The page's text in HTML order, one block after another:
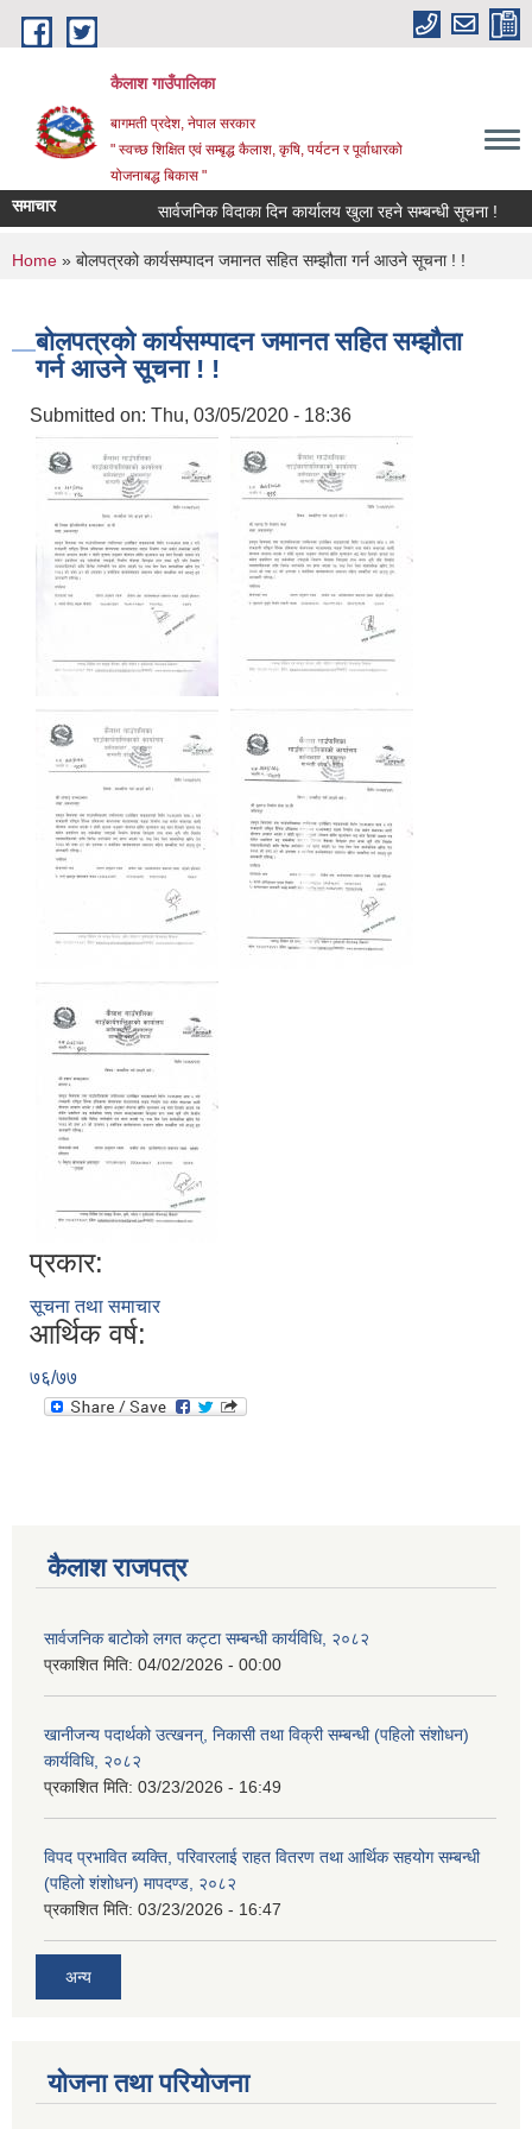
Skip to main content
कैलाश गाउँपालिका
बागमती प्रदेश, नेपाल सरकार
" स्वच्छ शिक्षित एवं सम्बृद्ध कैलाश, कृषि, पर्यटन र पूर्वाधारको
योजनाबद्ध बिकास "
समाचार सार्वजनिक विदाका दिन कार्यालय खुला रहने सम्बन्धी सूचना !
You are here
Home » बोलपत्रको कार्यसम्पादन जमानत सहित सम्झौता गर्न आउने सूचना ! !
बोलपत्रको कार्यसम्पादन जमानत सहित सम्झौता
गर्न आउने सूचना ! !
Submitted on: Thu, 03/05/2020 - 18:36
प्रकार:
सूचना तथा समाचार
आर्थिक वर्ष:
७६/७७
कैलाश राजपत्र
सार्वजनिक बाटोको लगत कट्टा सम्बन्धी कार्यविधि, २०८२
प्रकाशित मिति: 04/02/2026 - 00:00
खानीजन्य पदार्थको उत्खनन्, निकासी तथा विक्री सम्बन्धी (पहिलो संशोधन)
कार्यविधि, २०८२
प्रकाशित मिति: 03/23/2026 - 16:49
विपद प्रभावित ब्यक्ति, परिवारलाई राहत वितरण तथा आर्थिक सहयोग सम्बन्धी
(पहिलो शंशोधन) मापदण्ड, २०८२
प्रकाशित मिति: 03/23/2026 - 16:47
अन्य
योजना तथा परियोजना